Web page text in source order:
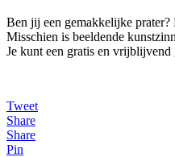
Ben jij een gemakkelijke
Misschien is beeldende
Je kunt een gratis en
Tweet
Share
Share
Pin